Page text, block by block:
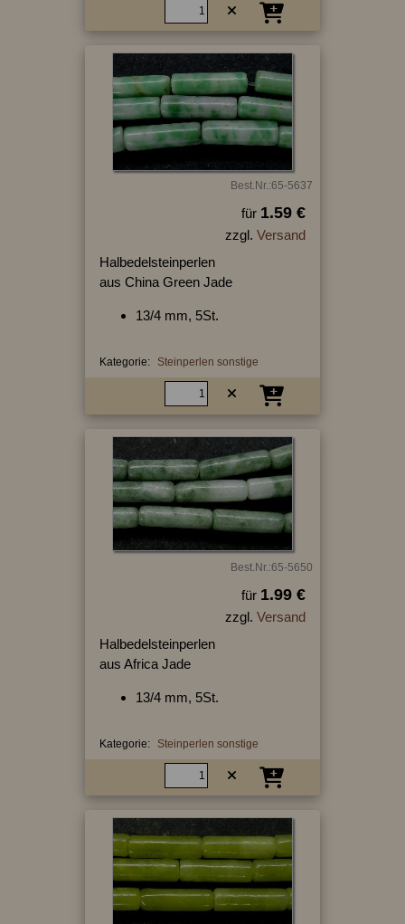
Best.Nr.:65-5637
für 1.59 €
zzgl. Versand
Halbedelsteinperlen
aus China Green Jade
13/4 mm, 5St.
Kategorie: Steinperlen sonstige
Best.Nr.:65-5650
für 1.99 €
zzgl. Versand
Halbedelsteinperlen
aus Africa Jade
13/4 mm, 5St.
Kategorie: Steinperlen sonstige